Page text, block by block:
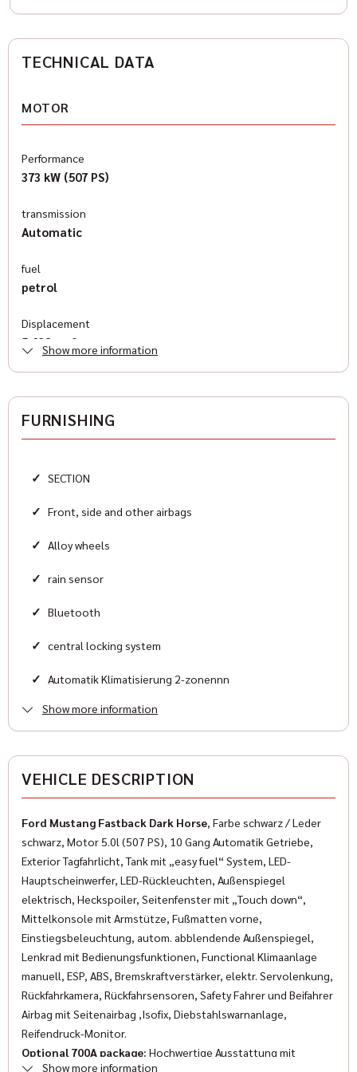
TECHNICAL DATA
MOTOR
Performance
373 kW (507 PS)
transmission
Automatic
fuel
petrol
Displacement
5,038 cm³
Heckantrieb
Sports car
Mileage
2024-02
Condition
Color
Color (Manufacturer)
Shadow Black
FURNISHING
Number of doors
Number of seats
4
Interior color
Show more information
FURNISHING
✓ SECTION
✓ Front, side and other airbags
✓ Alloy wheels
✓ rain sensor
✓ Bluetooth
✓ central locking system
✓ Automatik Klimatisierung 2-zonennn
✓ Elektrische Außenspiegel
✓ ESP
✓ Isofix
✓ Multifunctional steering wheel
✓ LED-Scheinwerfer
✓ Power steering
✓ Sports seats
✓ Traction control
✓ Tire pressure control
Show more information
VEHICLE DESCRIPTION
Ford Mustang Fastback Dark Horse, Farbe schwarz / Leder
schwarz, Motor 5.0l (507 PS), 10 Gang Automatik Getriebe,
Exterior Tagfahrlicht, Tank mit „easy fuel“ System, LED-
Hauptscheinwerfer, LED-Rückleuchten, Außenspiegel
elektrisch, Heckspoiler, Seitenfenster mit „Touch down“,
Mittelkonsole mit Armstütze, Fußmatten vorne,
Einstiegsbeleuchtung, autom. abblendende Außenspiegel,
Lenkrad mit Bedienungsfunktionen, Functional Klimaanlage
manuell, ESP, ABS, Bremskraftverstärker, elektr. Servolenkung,
Rückfahrkamera, Rückfahrsensoren, Safety Fahrer und Beifahrer
Airbag mit Seitenairbag ,Isofix, Diebstahlswarnanlage,
Reifendruck-Monitor.
Optional 700A package: Hochwertige Ausstattung mit
Show more information